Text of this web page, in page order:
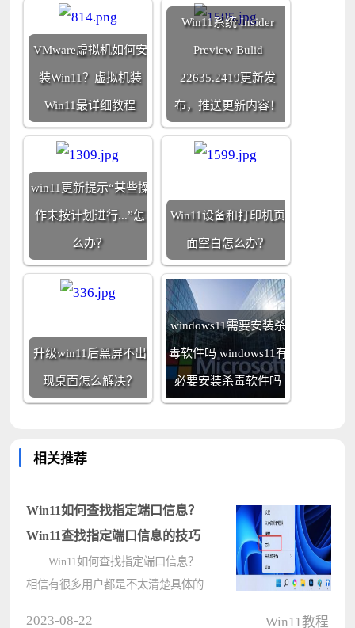
VMware虚拟机如何安
装Win11？虚拟机装
Win11最详细教程
Win11系统 Insider
Preview Bulid
22635.2419更新发
布，推送更新内容！
win11更新提示“某些操
作未按计划进行...”怎
么办？
Win11设备和打印机页
面空白怎么办？
升级win11后黑屏不出
现桌面怎么解决？
windows11需要安装杀
毒软件吗 windows11有
必要安装杀毒软件吗
相关推荐
Win11如何查找指定端口信息？
Win11查找指定端口信息的技巧
Win11如何查找指定端口信息？
相信有很多用户都是不太清楚具体的
2023-08-22 Win11教程